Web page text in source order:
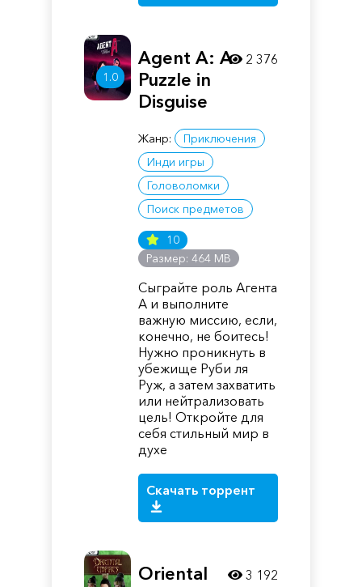
1.0
Agent A: A
Puzzle in
Disguise
Жанр:
Приключения
Инди игры
Головоломки
Поиск предметов
10
Размер: 464 MB
Сыграйте роль Агента
А и выполните
важную миссию, если,
конечно, не боитесь!
Нужно проникнуть в
убежище Руби ля
Руж, а затем захватить
или нейтрализовать
цель! Откройте для
себя стильный мир в
духе
Скачать торрент
2 376
Oriental
3 192